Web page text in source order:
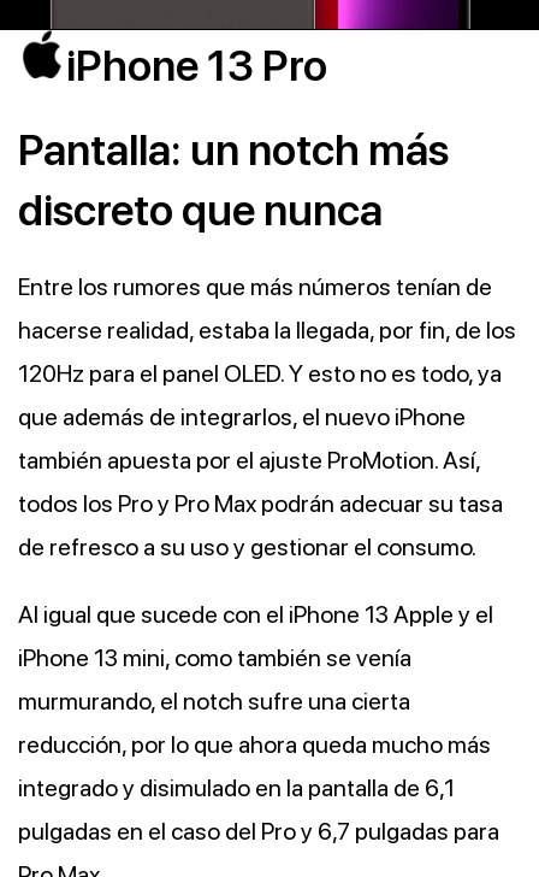
iPhone 13 Pro
Pantalla: un notch más
discreto que nunca
Entre los rumores que más números tenían de
hacerse realidad, estaba la llegada, por fin, de los
120Hz para el panel OLED. Y esto no es todo, ya
que además de integrarlos, el nuevo iPhone
también apuesta por el ajuste ProMotion. Así,
todos los Pro y Pro Max podrán adecuar su tasa
de refresco a su uso y gestionar el consumo.
Al igual que sucede con el iPhone 13 Apple y el
iPhone 13 mini, como también se venía
murmurando, el notch sufre una cierta
reducción, por lo que ahora queda mucho más
integrado y disimulado en la pantalla de 6,1
pulgadas en el caso del Pro y 6,7 pulgadas para